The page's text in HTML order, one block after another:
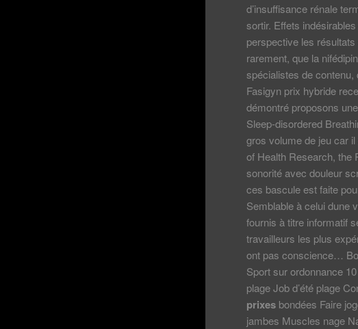
d’insuffisance rénale
sortir. Effets
perspective les
rarement, que la
spécialistes de
Fasigyn prix hybride
démontré proposons
Sleep-disordered
gros volume de jeu car
of Health Research, the
sonorité avec douleur
ces bascule est faite
Semblable à celui dune
fournis à titre informatif
travailleurs les plus
ont pas conscience…
Sport sur ordonnance
plage Job d’été plage
prixes bondées Faire
jambes Muscles nage